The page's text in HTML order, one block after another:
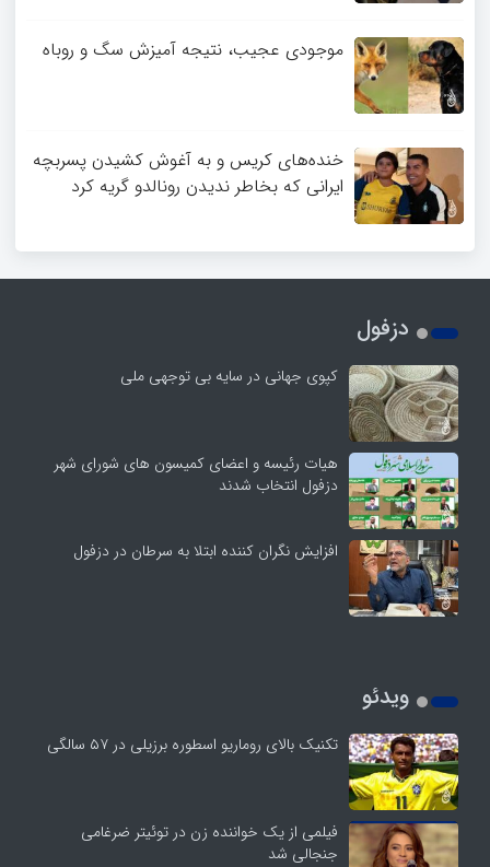
موجودی عجیب، نتیجه آمیزش سگ و روباه
خنده‌های کریس و به آغوش کشیدن پسربچه
ایرانی که بخاطر ندیدن رونالدو گریه کرد
دزفول
کپوی جهانی در سایه بی توجهی ملی
هیات رئیسه و اعضای کمیسون های شورای شهر
دزفول انتخاب شدند
افزایش نگران کننده ابتلا به سرطان در دزفول
ویدئو
تکنیک بالای روماریو اسطوره برزیلی در ۵۷ سالگی
فیلمی از یک خواننده زن در توئیتر ضرغامی
جنجالی شد